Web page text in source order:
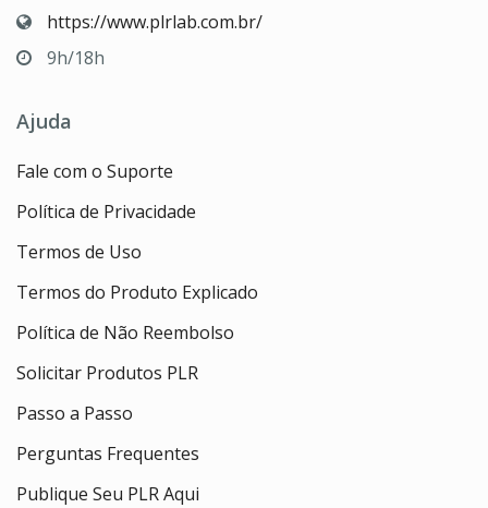
https://www.plrlab.com.br/
9h/18h
Ajuda
Fale com o Suporte
Política de Privacidade
Termos de Uso
Termos do Produto Explicado
Política de Não Reembolso
Solicitar Produtos PLR
Passo a Passo
Perguntas Frequentes
Publique Seu PLR Aqui